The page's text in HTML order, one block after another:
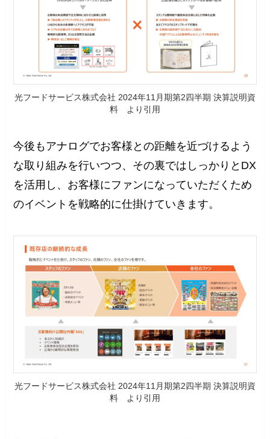
光フードサービス株式会社 2024年11月期第2四半期 決算説明資
料 より引用
今後もアナログでお客様との距離を近づけるよう
な取り組みを行いつつ、その裏ではしっかりとDX
を活用し、お客様にファンになっていただくため
のイベントを戦略的に仕掛けていきます。
光フードサービス株式会社 2024年11月期第2四半期 決算説明資
料 より引用